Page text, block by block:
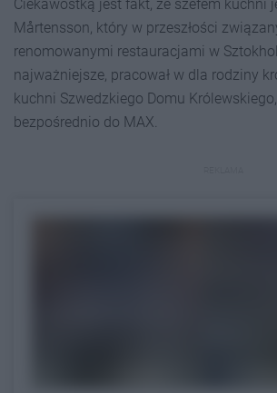
Ciekawostką jest fakt, że szefem kuchni
Mårtensson, który w przeszłości
renomowanymi restauracjami w
najważniejsze, pracował w dla rodziny
kuchni Szwedzkiego Domu
bezpośrednio do MAX.